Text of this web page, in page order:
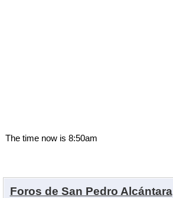
The time now is 8:50am
Foros de San Pedro Alcántara